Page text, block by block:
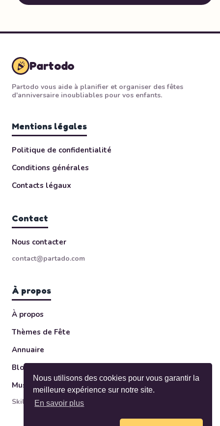
Nous utilisons des cookies pour vous garantir la
meilleure expérience sur notre site.
En savoir plus
Partodo
Partodo vous aide à planifier et organiser des fêtes
d'anniversaire inoubliables pour vos enfants.
Mentions légales
Politique de confidentialité
Conditions générales
Contacts légaux
Contact
Nous contacter
contact@partado.com
À propos
À propos
Thèmes de Fête
Annuaire
Blog
Musée des Invitations
Skileo ltd — Sofia, Bulgaria